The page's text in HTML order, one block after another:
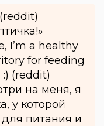
I’m a healthy
for feeding
(reddit)
на меня, я
у которой
питания и